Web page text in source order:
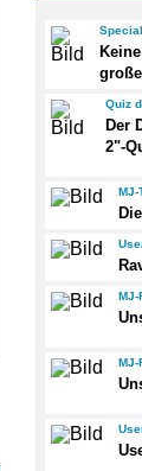
Quiz
Der
2"-
MJ-
MJ-
MJ-